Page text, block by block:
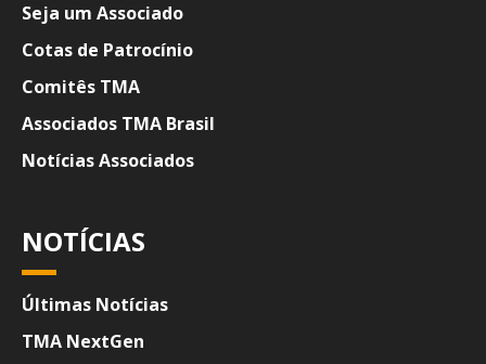
Seja um Associado
Cotas de Patrocínio
Comitês TMA
Associados TMA Brasil
Notícias Associados
NOTÍCIAS
Últimas Notícias
TMA NextGen